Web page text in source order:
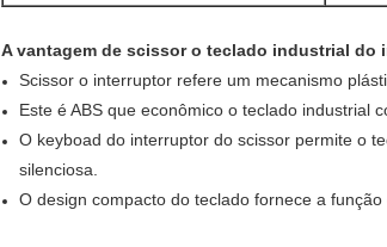
A vantagem de scissor o teclado industrial do
Scissor o interruptor refere um mecanismo
Este é ABS que econômico o teclado industrial
O keyboad do interruptor do scissor permite o
silenciosa.
O design compacto do teclado fornece a função